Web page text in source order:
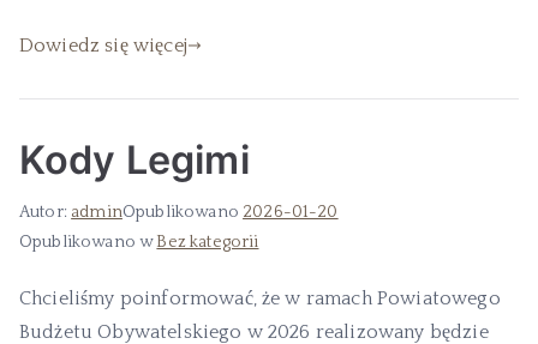
Dowiedz się więcej
Kody Legimi
Autor: adminOpublikowano 2026-01-20
Opublikowano wBez kategorii
Chcieliśmy poinformować, że w ramach Powiatowego
Budżetu Obywatelskiego w 2026 realizowany będzie